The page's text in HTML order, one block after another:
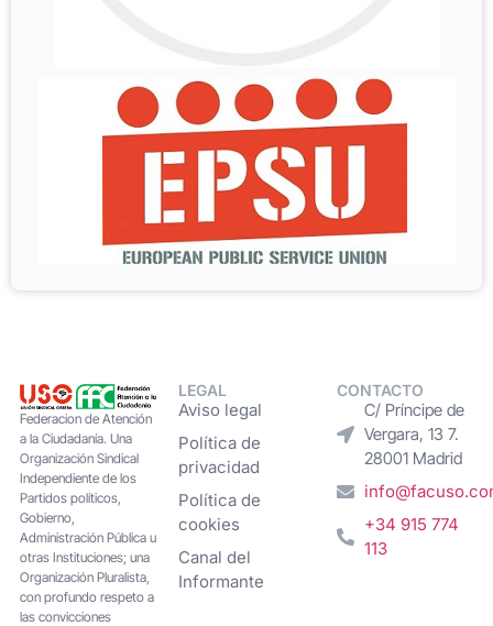
Federacion de Atención
a la Ciudadanía. Una
Organización Sindical
Independiente de los
Partidos políticos,
Gobierno,
Administración Pública u
otras Instituciones; una
Organización Pluralista,
con profundo respeto a
las convicciones
LEGAL
Aviso legal
Política de
privacidad
Política de
cookies
Canal del
Informante
CONTACTO
C/ Príncipe de
Vergara, 13 7.
28001 Madrid
+34 915 774
113